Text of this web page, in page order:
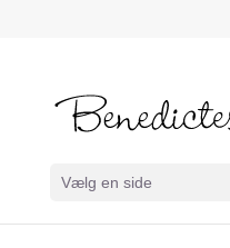
Vælg en side